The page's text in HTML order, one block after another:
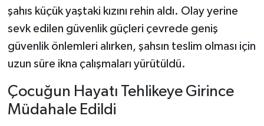
şahıs küçük yaştaki kızını rehin aldı. Olay yerine
sevk edilen güvenlik güçleri çevrede geniş
güvenlik önlemleri alırken, şahsın teslim olması için
uzun süre ikna çalışmaları yürütüldü.
Çocuğun Hayatı Tehlikeye Girince
Müdahale Edildi